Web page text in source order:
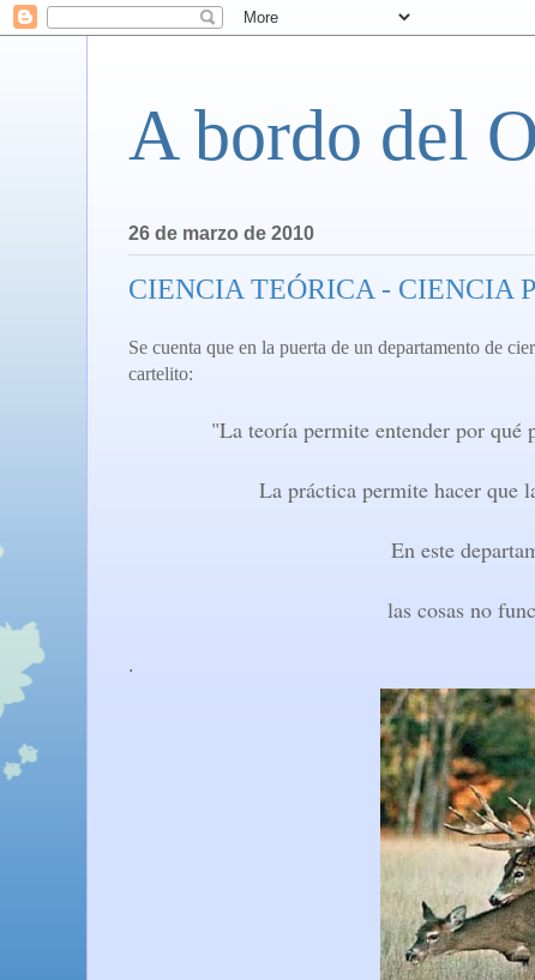
A bordo del
26 de marzo de 2010
CIENCIA TEÓRICA - CIENCIA
Se cuenta que en la puerta de un departamento de
cartelito:
"La teoría permite entender por qué
La práctica permite hacer que
En este
las cosas no
.